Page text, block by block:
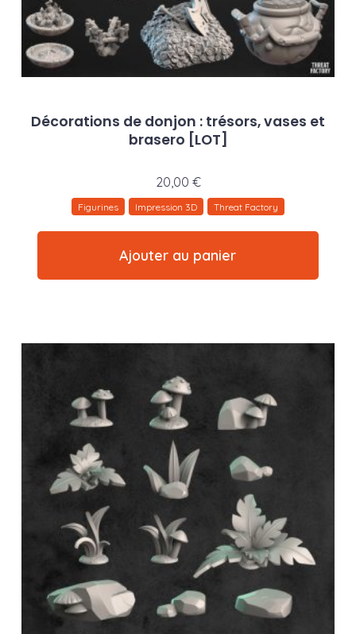
Décorations de donjon : trésors, vases et
brasero [LOT]
20,00 €
Figurines Impression 3D Threat Factory
Ajouter au panier